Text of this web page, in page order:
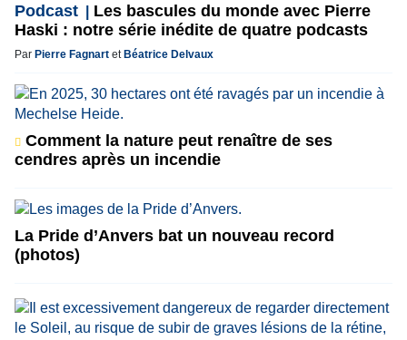
Podcast
Les bascules du monde avec Pierre
Haski : notre série inédite de quatre podcasts
Par Pierre Fagnart et Béatrice Delvaux
Comment la nature peut renaître de ses
cendres après un incendie
La Pride d’Anvers bat un nouveau record
(photos)